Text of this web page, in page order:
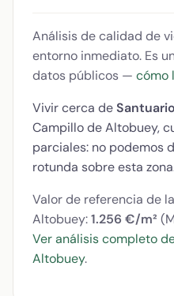
Análisis de calidad de
entorno inmediato. Es
datos públicos — cómo
Vivir cerca de
Campillo de Altobuey,
parciales: no podemos
rotunda sobre esta
Valor de referencia de
Altobuey:1.256 €/m²
Ver análisis completo
Altobuey.